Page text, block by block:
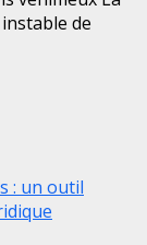
de
: un outil